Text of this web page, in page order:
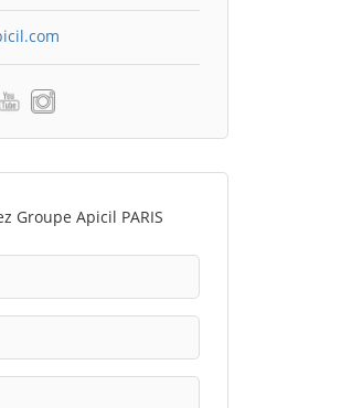
Groupe Apicil PARIS